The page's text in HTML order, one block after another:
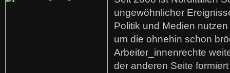
ungewöhnlicher
Politik und Medien
um die ohnehin schon
Arbeiter_innenrechte
der anderen Seite